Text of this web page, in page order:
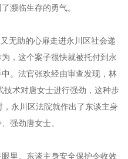
濒临生存的勇气。
无助的心扉走进永川区社会递
，这个案子很快就被托付到永
。法官张欢经由审查发现，林
术对唐女士进行强劲，这种步
永川区法院就作出了东谈主身
强劲唐女士。
里。东谈主身安全保护令收效